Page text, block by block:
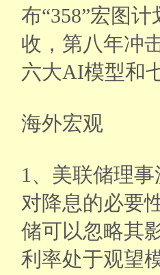
布“358”宏图
收，第八年冲
六大AI模型和
海外宏观
1、美联储理
对降息的必要
储可以忽略其
利率处于观望